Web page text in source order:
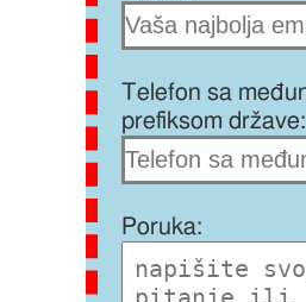
Telefon sa
prefiksom države:
Poruka: